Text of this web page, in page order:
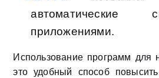
автоматические
приложениями.
Использование программ для
это удобный способ